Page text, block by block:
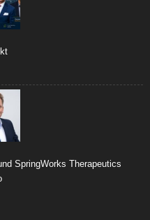
SpringWorks Therapeutics